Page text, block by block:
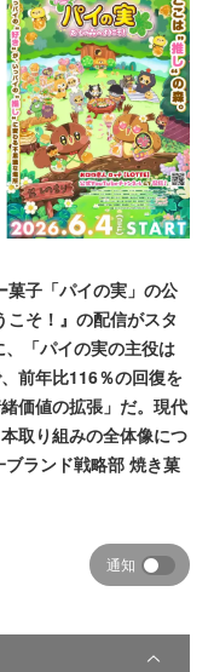
子「パイの実」の公
そ！』の配信がスタ
「パイの実の主役は
前年比116％の回復を
価値の拡張」だ。現代
取り組みの全体像につ
ランド戦略部 焼き菓
通知